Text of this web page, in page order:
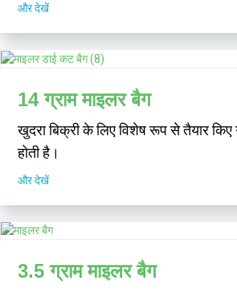
और देखें
14 ग्राम माइलर बैग
खुदरा बिक्री के लिए विशेष रूप से तैयार
होती है।
और देखें
3.5 ग्राम माइलर बैग